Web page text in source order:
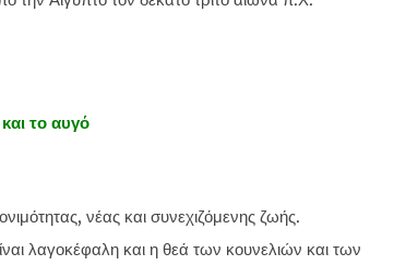
το αυγό
νέας και συνεχιζόμενης ζωής.
λαγοκέφαλη και η θεά των κουνελιών και των